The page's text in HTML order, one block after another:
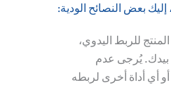
بعض النصائح الودية:
للربط اليدوي،
بيدك. يُرجى عدم
أي أداة أخرى لربطه